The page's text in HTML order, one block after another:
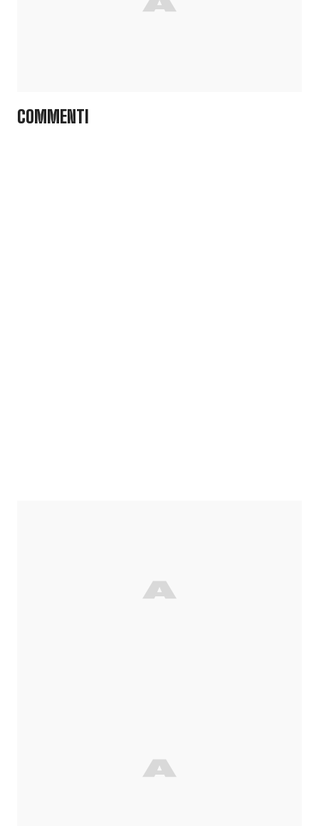
COMMENTI